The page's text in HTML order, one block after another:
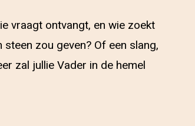
vraagt ontvangt, en wie zoekt
zou geven? Of een slang,
zal jullie Vader in de hemel